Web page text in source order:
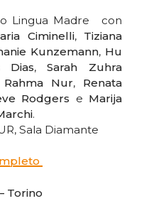
Lingua Madre con
Ciminelli, Tiziana
Kunzemann,Hu
Dias,Sarah Zuhra
Rahma Nur, Renata
Rodgers e Marija
.
Sala Diamante
Torino